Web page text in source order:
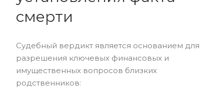
смерти
Судебный вердикт является основанием для
разрешения ключевых финансовых и
имущественных вопросов близких
родственников: